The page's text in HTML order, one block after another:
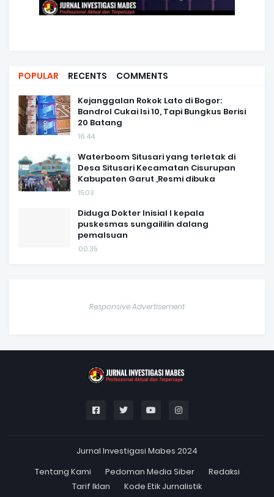
POPULAR RECENTS COMMENTS
Kejanggalan Rokok Lato di Bogor:
Bandrol Cukai Isi 10, Tapi Bungkus Berisi
20 Batang
16.44
Waterboom Situsari yang terletak di
Desa Situsari Kecamatan Cisurupan
Kabupaten Garut ,Resmi dibuka
15.03
Diduga Dokter Inisial I kepala
puskesmas sungaililin dalang
pemalsuan
00.35
Responsive Advertisement
Jurnal Investigasi Mabes 2024
Tentang Kami
Pedoman Media Siber
Redaksi
Tarif Iklan
Kode Etik Jurnalistik